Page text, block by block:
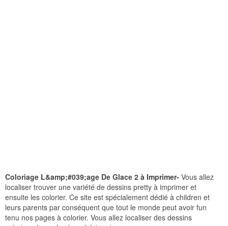
Coloriage L&amp;#039;age De Glace 2 à Imprimer- Vous allez
localiser trouver une variété de dessins pretty à imprimer et
ensuite les colorier. Ce site est spécialement dédié à children et
leurs parents par conséquent que tout le monde peut avoir fun
tenu nos pages à colorier. Vous allez localiser des dessins